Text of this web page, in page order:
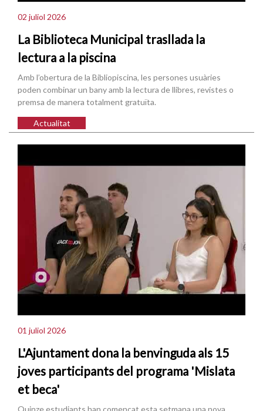
02 juliol 2026
La Biblioteca Municipal trasllada la
lectura a la piscina
Amb l’obertura de la Bibliopiscina, les persones usuàries
poden combinar un bany amb la lectura de llibres, revistes o
premsa de manera totalment gratuïta.
Actualitat
01 juliol 2026
L'Ajuntament dona la benvinguda als 15
joves participants del programa 'Mislata
et beca'
Quinze estudiants han començat esta setmana una nova